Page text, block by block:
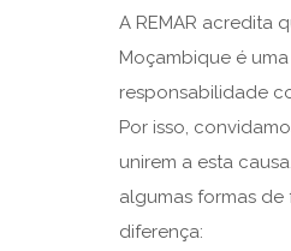
A REMAR acredita
Moçambique é uma
responsabilidade
Por isso,
unirem a esta
algumas formas de
diferença: